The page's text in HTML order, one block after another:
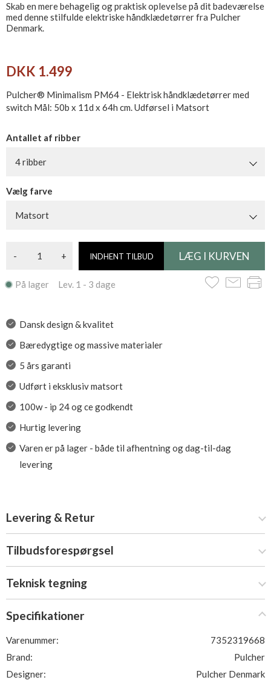
Skab en mere behagelig og praktisk oplevelse på dit badeværelse
med denne stilfulde elektriske håndklædetørrer fra Pulcher
Denmark.
DKK 1.499
Pulcher® Minimalism PM64 - Elektrisk håndklædetørrer med
switch Mål: 50b x 11d x 64h cm. Udførsel i Matsort
Antallet af ribber
4 ribber
Vælg farve
Matsort
- + INDHENT TILBUD
På lager Lev. 1 - 3 dage
Dansk design & kvalitet
Bæredygtige og massive materialer
5 års garanti
Udført i eksklusiv matsort
100w - ip 24 og ce godkendt
Hurtig levering
Varen er på lager - både til afhentning og dag-til-dag
levering
Levering & Retur
Tilbudsforespørgsel
Teknisk tegning
Specifikationer
Varenummer:
7352319668
Brand:
Pulcher
Designer:
Pulcher Denmark